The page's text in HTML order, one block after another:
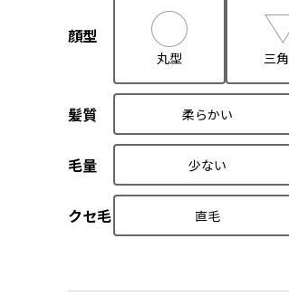
顔型
丸型 三
髪質 柔らかい
毛量 少ない
クセ毛 直毛